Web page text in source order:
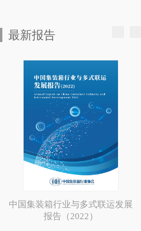
最新报告
中国集装箱行业与多式联运发展
报告（2022）